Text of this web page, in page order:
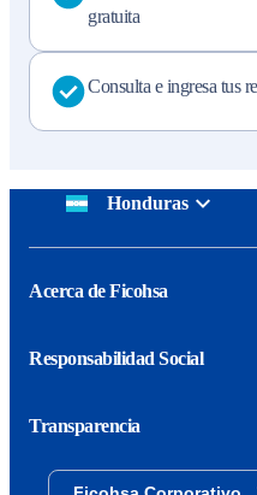
gratuita
Consulta e ingresa tus
Honduras
Acerca de Ficohsa
Responsabilidad Social
Transparencia